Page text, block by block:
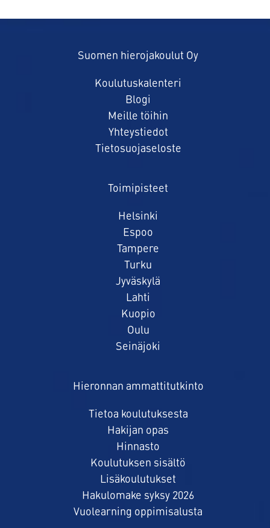
Suomen hierojakoulut Oy
Koulutuskalenteri
Blogi
Meille töihin
Yhteystiedot
Tietosuojaseloste
Toimipisteet
Helsinki
Espoo
Tampere
Turku
Jyväskylä
Lahti
Kuopio
Oulu
Seinäjoki
Hieronnan ammattitutkinto
Tietoa koulutuksesta
Hakijan opas
Hinnasto
Koulutuksen sisältö
Lisäkoulutukset
Hakulomake syksy 2026
Vuolearning oppimisalusta